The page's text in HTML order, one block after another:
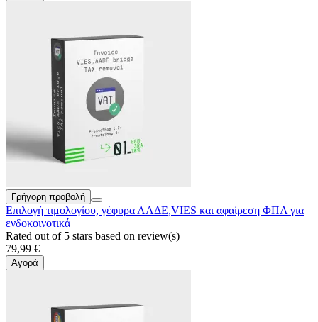
Γρήγορη προβολή
Επιλογή τιμολογίου, γέφυρα ΑΑΔΕ,VIES και αφαίρεση ΦΠΑ για
ενδοκοινοτικά
Rated out of 5 stars based on review(s)
79,99 €
Αγορά